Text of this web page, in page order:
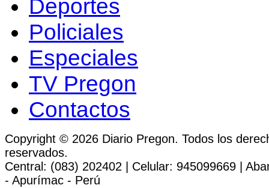
Deportes
Policiales
Especiales
TV Pregon
Contactos
Copyright © 2026 Diario Pregon. Todos los
reservados.
Central: (083) 202402 | Celular: 945099669 |
- Apurímac - Perú